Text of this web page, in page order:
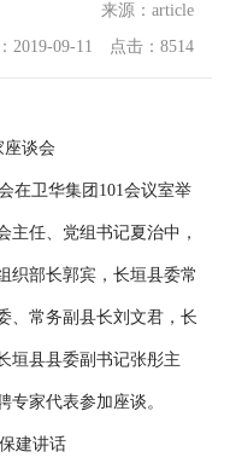
来源：article
2019-09-11 点击：8514
谈会
在卫华集团101会议室举
主任、党组书记夏治中，
织部长郭宾，长垣县委常
、常务副县长刘文君，长
垣县县委副书记张彤主
专家代表参加座谈。
建讲话